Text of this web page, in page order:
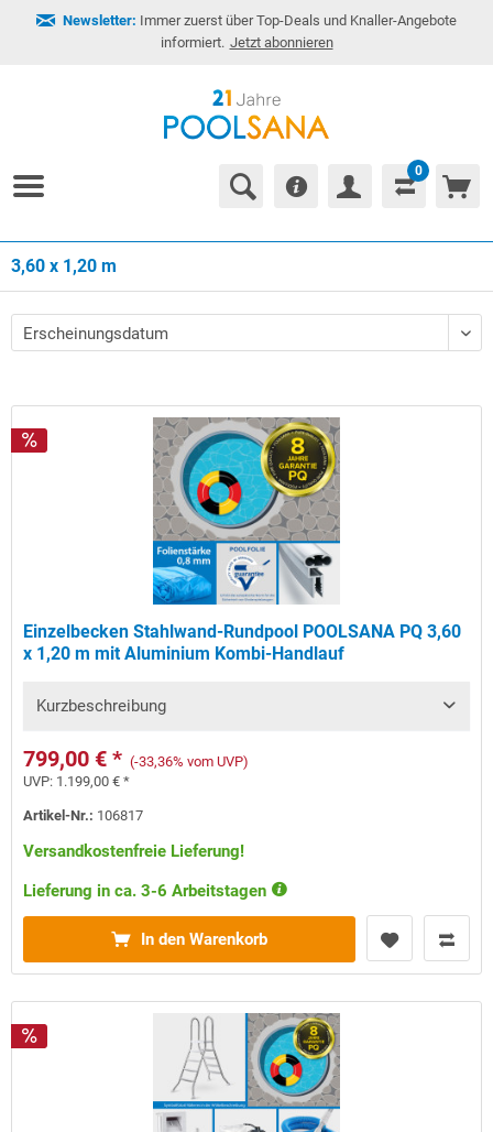
Newsletter: Immer zuerst über Top-Deals und Knaller-Angebote
informiert. Jetzt abonnieren
0
3,60 x 1,20 m
Einzelbecken Stahlwand-Rundpool POOLSANA PQ 3,60
x 1,20 m mit Aluminium Kombi-Handlauf
Kurzbeschreibung
799,00 € * (-33,36% vom UVP)
UVP: 1.199,00 € *
Artikel-Nr.: 106817
Versandkostenfreie Lieferung!
Lieferung in ca. 3-6 Arbeitstagen
In den Warenkorb